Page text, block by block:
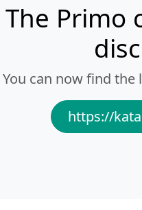
The Primo
You can now find
https://